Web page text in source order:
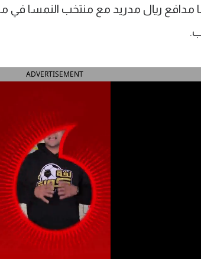
مدافع ريال مدريد مع منتخب النمسا
ADVERTISEMENT